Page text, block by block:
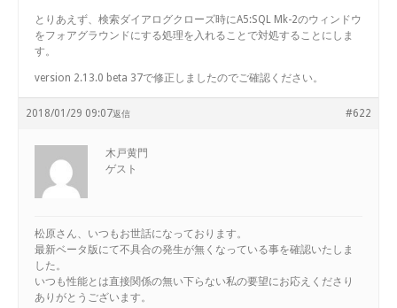
とりあえず、検索ダイアログクローズ時にA5:SQL Mk-2のウィンドウ
をフォアグラウンドにする処理を入れることで対処することにしま
す。
version 2.13.0 beta 37で修正しましたのでご確認ください。
2018/01/29 09:07 #622
返信
木戸黄門
ゲスト
松原さん、いつもお世話になっております。
最新ベータ版にて不具合の発生が無くなっている事を確認いたしま
した。
いつも性能とは直接関係の無い下らない私の要望にお応えくださり
ありがとうございます。